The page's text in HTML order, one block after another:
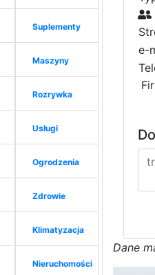
Suplementy
Maszyny
Rozrywka
Usługi
Ogrodzenia
Zdrowie
Klimatyzacja
Nieruchomości
e-
Dane m